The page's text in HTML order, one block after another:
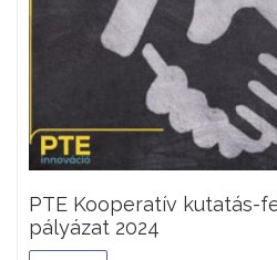
PTE Kooperatív kutatás-
pályázat 2024